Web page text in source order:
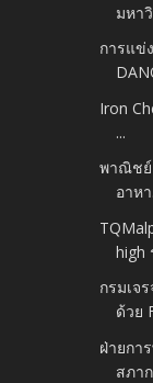
มหา
การแข่
Iron
...
พาณิชย์
อาหา
high
กรมเจ
ด้วย
ฝ่ายกา
สภา